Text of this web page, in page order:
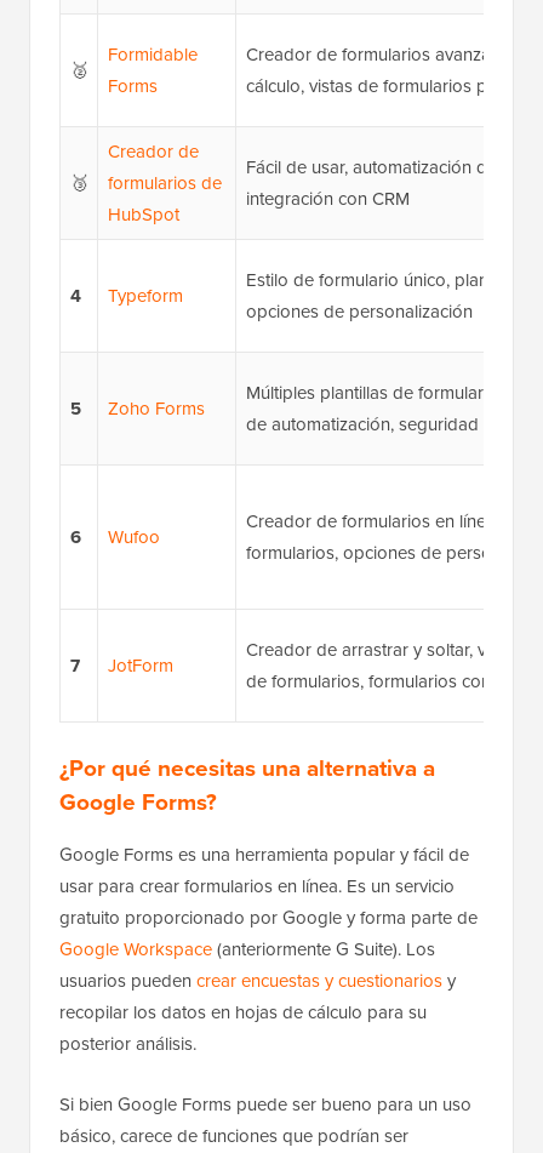
🥈
Formidable
Forms
Creador de formularios avanzado,
cálculo, vistas de formularios para
🥉
Creador de
formularios de
HubSpot
Fácil de usar, automatización de
integración con CRM
4 Typeform
Estilo de formulario único, plantillas
opciones de personalización
5 Zoho Forms
Múltiples plantillas de formularios,
de automatización, seguridad
6 Wufoo
Creador de formularios en línea,
formularios, opciones de
7 JotForm
Creador de arrastrar y soltar,
de formularios, formularios
¿Por qué necesitas una alternativa a
Google Forms?
Google Forms es una herramienta popular y fácil de
usar para crear formularios en línea. Es un servicio
gratuito proporcionado por Google y forma parte de
Google Workspace(anteriormente G Suite). Los
usuarios pueden crear encuestas y cuestionariosy
recopilar los datos en hojas de cálculo para su
posterior análisis.
Si bien Google Forms puede ser bueno para un uso
básico, carece de funciones que podrían ser